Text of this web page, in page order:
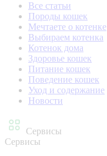
Все статьи
Породы кошек
Мечтаете о котенке
Выбираем котенка
Котенок дома
Здоровье кошек
Питание кошек
Поведение кошек
Уход и содержание
Новости
Сервисы
Сервисы